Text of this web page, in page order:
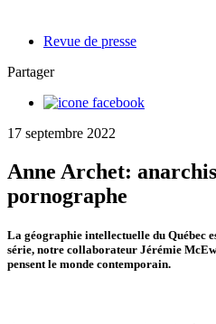
Revue de presse
Partager
17 septembre 2022
Anne Archet:
pornographe
La géographie intellectuelle du Québec
série, notre collaborateur Jérémie
pensent le monde contemporain.